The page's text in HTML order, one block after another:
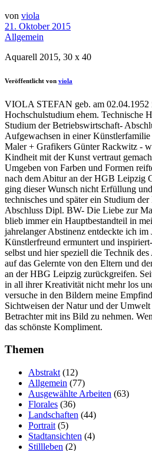
von viola
21. Oktober 2015
Allgemein
Aquarell 2015, 30 x 40
Veröffentlicht von viola
VIOLA STEFAN geb. am 02.04.1952
Hochschulstudium ehem. Technische
Studium der Betriebswirtschaft-
Aufgewachsen in einer
Maler + Grafikers Günter Rackwitz -
Kindheit mit der Kunst vertraut
Umgeben von Farben und Formen
nach dem Abitur an der HGB Leipzig
ging dieser Wunsch nicht Erfüllung
technisches und später ein Studium
Abschluss Dipl. BW- Die Liebe zur
blieb immer ein Hauptbestandteil in
jahrelanger Abstinenz entdeckte ich im
Künstlerfreund ermuntert und
selbst und hier speziell die Technik
auf das Gelernte von den Eltern und
an der HBG Leipzig zurückgreifen.
in all ihrer Kreativität nicht mehr los
versuche in den Bildern meine
Sichtweisen der Natur und der
Betrachter mit ins Bild zu nehmen.
das schönste Kompliment.
Themen
Abstrakt (12)
Allgemein (77)
Ausgewählte Arbeiten (63)
Florales (36)
Landschaften (44)
Portrait (5)
Stadtansichten (4)
Stillleben (2)